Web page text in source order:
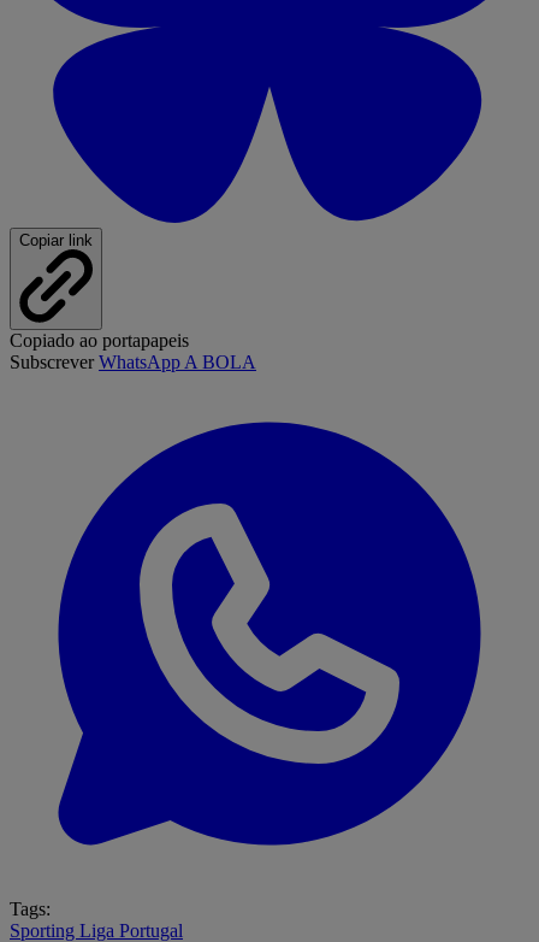
Copiar link
Copiado ao portapapeis
SubscreverWhatsApp A BOLA
Tags:
Sporting Liga Portugal